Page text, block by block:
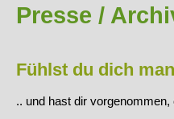
Presse /
Fühlst du dich
.. und hast dir